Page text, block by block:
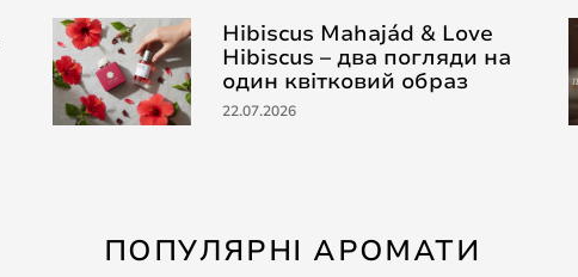
Hibiscus Mahajád & Love
Hibiscus – два погляди на
один квітковий образ
22.07.2026
ПОПУЛЯРНІ АРОМАТИ